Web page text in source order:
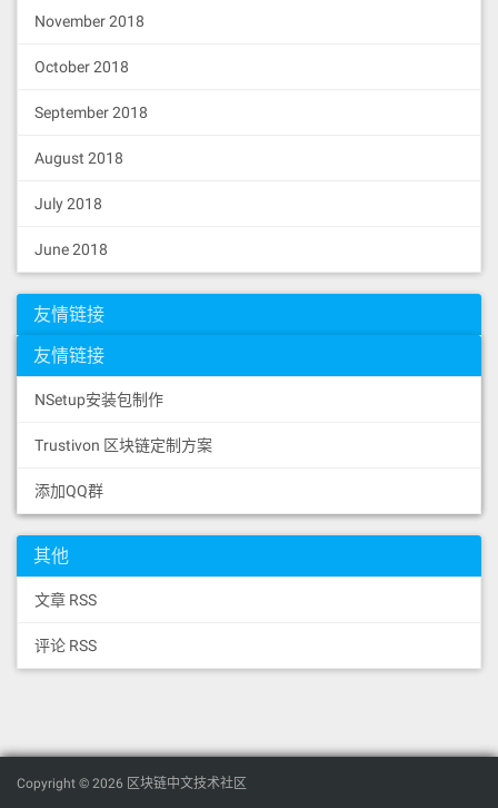
November 2018
October 2018
September 2018
August 2018
July 2018
June 2018
友情链接
友情链接
NSetup安装包制作
Trustivon 区块链定制方案
添加QQ群
其他
文章 RSS
评论 RSS
Copyright © 2026 区块链中文技术社区